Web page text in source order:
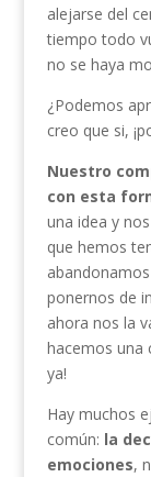
alejarse del
tiempo todo
no se haya
¿Podemos
creo que si,
Nuestro
con esta
una idea y
que hemos
ponernos de
ahora nos la
hacemos una
ya!
Hay muchos
común: la
emociones,